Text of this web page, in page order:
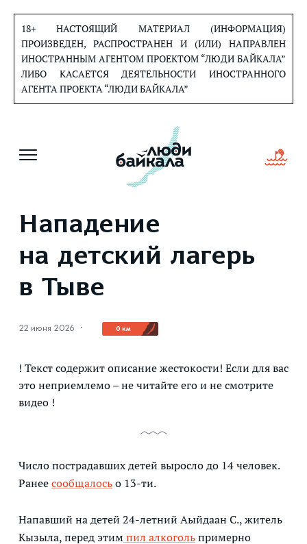
содержанию
18+ НАСТОЯЩИЙ МАТЕРИАЛ (ИНФОРМАЦИЯ)
ПРОИЗВЕДЕН, РАСПРОСТРАНЕН И (ИЛИ) НАПРАВЛЕН
ИНОСТРАННЫМ АГЕНТОМ ПРОЕКТОМ “ЛЮДИ БАЙКАЛА”
ЛИБО КАСАЕТСЯ ДЕЯТЕЛЬНОСТИ ИНОСТРАННОГО
АГЕНТА ПРОЕКТА “ЛЮДИ БАЙКАЛА”
Нападение
на детский лагерь
в Тыве
22 июня 2026 · 0 км
! Текст содержит описание жестокости! Если для вас
это неприемлемо – не читайте его и не смотрите
видео !
Число пострадавших детей выросло до 14 человек.
Ранеесообщалосьо 13-ти.
Напавший на детей 24-летний Аыйдаан С., житель
Кызыла, перед этимпил алкогольпримерно